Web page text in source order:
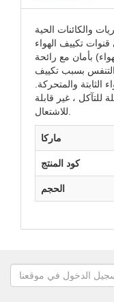
والكائنات الحية
قنوات تكييف الهواء
بأمان مع رائحة
بسبب تكييف
والمتحركة.
للتآكل ، غير قابلة
ماركا
كود المنتج
الحجم